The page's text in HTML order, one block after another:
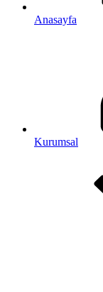
Anasayfa
Kurumsal